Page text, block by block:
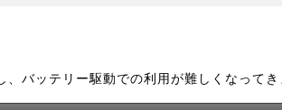
バッテリー駆動での利用が難しくなってき